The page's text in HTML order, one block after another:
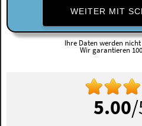
WEITER MIT
Ihre Daten werden
Wir garantieren
5.00